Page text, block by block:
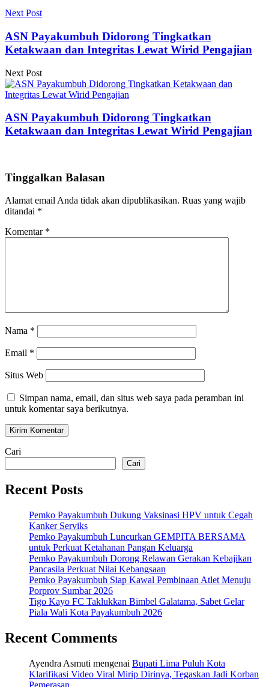
Next Post
ASN Payakumbuh Didorong Tingkatkan
Ketakwaan dan Integritas Lewat Wirid Pengajian
Next Post
ASN Payakumbuh Didorong Tingkatkan
Ketakwaan dan Integritas Lewat Wirid Pengajian
Tinggalkan Balasan
Alamat email Anda tidak akan dipublikasikan. Ruas yang wajib
ditandai *
Komentar *
Nama *
Email *
Situs Web
Simpan nama, email, dan situs web saya pada peramban ini
untuk komentar saya berikutnya.
Cari
Cari
Recent Posts
Pemko Payakumbuh Dukung Vaksinasi HPV untuk Cegah
Kanker Serviks
Pemko Payakumbuh Luncurkan GEMPITA BERSAMA
untuk Perkuat Ketahanan Pangan Keluarga
Pemko Payakumbuh Dorong Relawan Gerakan Kebajikan
Pancasila Perkuat Nilai Kebangsaan
Pemko Payakumbuh Siap Kawal Pembinaan Atlet Menuju
Porprov Sumbar 2026
Tigo Kayo FC Taklukkan Bimbel Galatama, Sabet Gelar
Piala Wali Kota Payakumbuh 2026
Recent Comments
Ayendra Asmuti mengenai Bupati Lima Puluh Kota
Klarifikasi Video Viral Mirip Dirinya, Tegaskan Jadi Korban